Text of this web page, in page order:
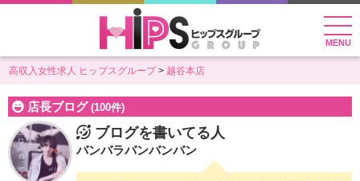
MENU
高収入女性求人 ヒップスグループ 越谷本店
店長ブログ (100件)
ブログを書いてる人
バンバラバンバンバン